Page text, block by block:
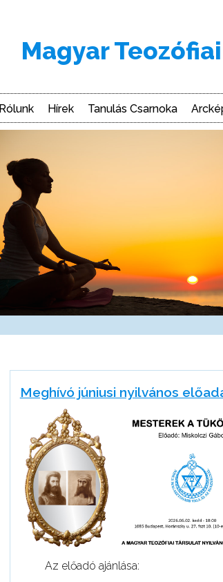
Magyar
Rólunk Hírek Tanulás Csarnoka
Meghívó júniusi nyilvános
Az előadó ajánlása: